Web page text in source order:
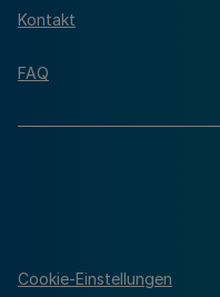
Kontakt
FAQ
Cookie-Einstellungen